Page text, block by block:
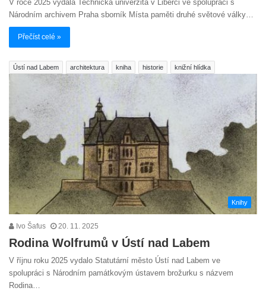
V roce 2025 vydala Technická univerzita v Liberci ve spolupráci s
Národním archivem Praha sborník Místa paměti druhé světové války…
Přečíst celé »
Ústí nad Labem architektura kniha historie knižní hlídka
Knihy
Ivo Šafus 20. 11. 2025
Rodina Wolfrumů v Ústí nad Labem
V říjnu roku 2025 vydalo Statutární město Ústí nad Labem ve
spolupráci s Národním památkovým ústavem brožurku s názvem
Rodina…